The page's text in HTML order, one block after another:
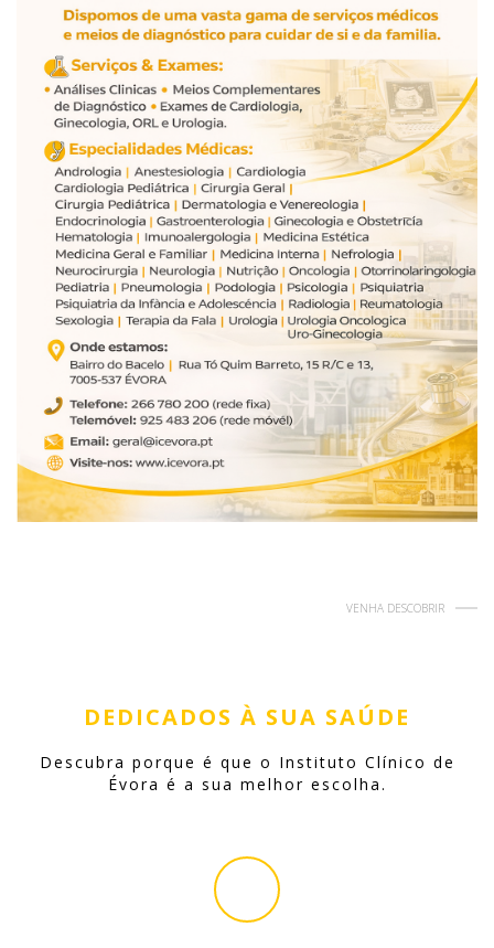
VENHA DESCOBRIR
DEDICADOS À SUA SAÚDE
Descubra porque é que o Instituto Clínico de
Évora é a sua melhor escolha.